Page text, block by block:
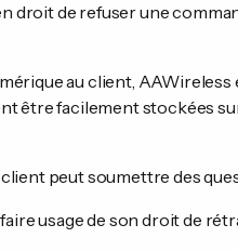
droit de refuser une
au client,
être facilement stockées
peut soumettre des
usage de son droit de